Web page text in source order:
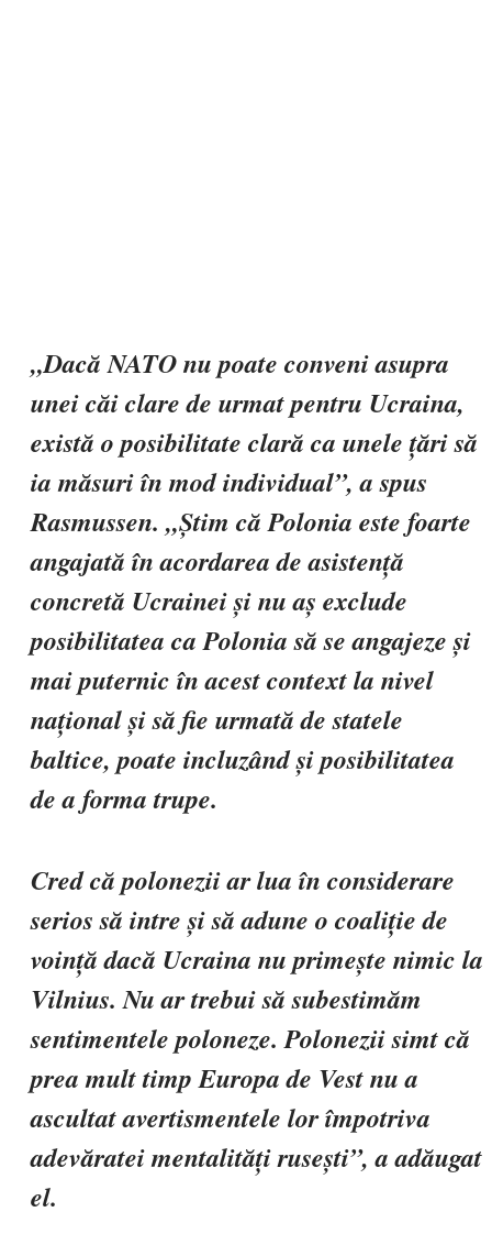
„Dacă NATO nu poate conveni asupra
unei căi clare de urmat pentru Ucraina,
există o posibilitate clară ca unele țări să
ia măsuri în mod individual”, a spus
Rasmussen. „Știm că Polonia este foarte
angajată în acordarea de asistență
concretă Ucrainei și nu aș exclude
posibilitatea ca Polonia să se angajeze și
mai puternic în acest context la nivel
național și să fie urmată de statele
baltice, poate incluzând și posibilitatea
de a forma trupe.
Cred că polonezii ar lua în considerare
serios să intre și să adune o coaliție de
voință dacă Ucraina nu primește nimic la
Vilnius. Nu ar trebui să subestimăm
sentimentele poloneze. Polonezii simt că
prea mult timp Europa de Vest nu a
ascultat avertismentele lor împotriva
adevăratei mentalități rusești”, a adăugat
el.